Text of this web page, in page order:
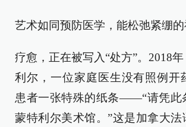
艺术如同预防医学，能松弛紧绷
疗愈，正在被写入“处方”。2018
利尔，一位家庭医生没有照例开
患者一张特殊的纸条——“请凭此
蒙特利尔美术馆。”这是加拿大法